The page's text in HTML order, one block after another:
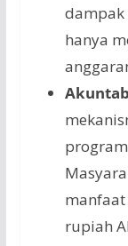
dampak
hanya
manfaat
rupiah